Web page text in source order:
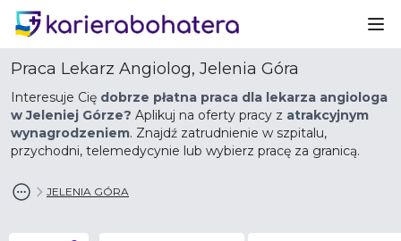
Praca Lekarz Angiolog, Jelenia Góra
Interesuje Cię dobrze płatna praca dla lekarza angiologa
w Jeleniej Górze? Aplikuj na oferty pracy z atrakcyjnym
wynagrodzeniem. Znajdź zatrudnienie w szpitalu,
przychodni, telemedycynie lub wybierz pracę za granicą.
JELENIA GÓRA